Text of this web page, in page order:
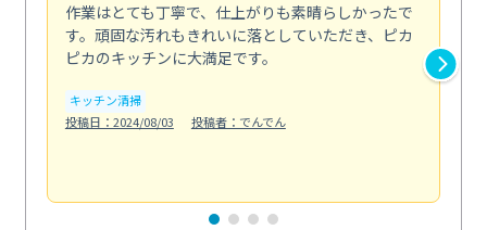
作業はとても丁寧で、仕上がりも素晴らしかったで
す。頑固な汚れもきれいに落としていただき、ピカ
ピカのキッチンに大満足です。
キッチン清掃
投稿日：2024/08/03
投稿者：でんでん